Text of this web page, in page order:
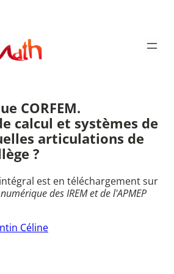
CORFEM.
calcul et systèmes de
articulations de
?
est en téléchargement sur
des IREM et de l'APMEP
Céline